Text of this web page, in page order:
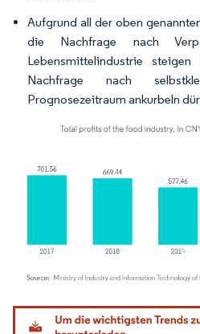
Aufgrund all der oben
die Nachfrage nach
Lebensmittelindustrie
Nachfrage nach
Prognosezeitraum ankurbeln
Bild © Mordor Intelligence.